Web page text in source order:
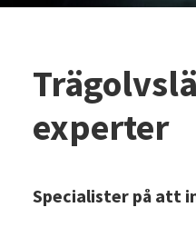
experter
Specialister på att